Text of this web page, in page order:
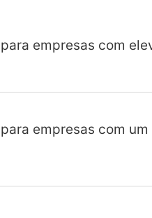
empresas com
empresas com